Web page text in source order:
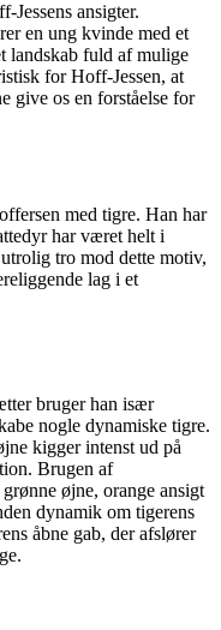
ansigter.
en ung kvinde med et
landskab fuld af mulige
for Hoff-Jessen, at
give os en forståelse for
med tigre. Han har
har været helt i
tro mod dette motiv,
lag i et
bruger han især
nogle dynamiske tigre.
kigger intenst ud på
Brugen af
øjne, orange ansigt
dynamik om tigerens
åbne gab, der afslører